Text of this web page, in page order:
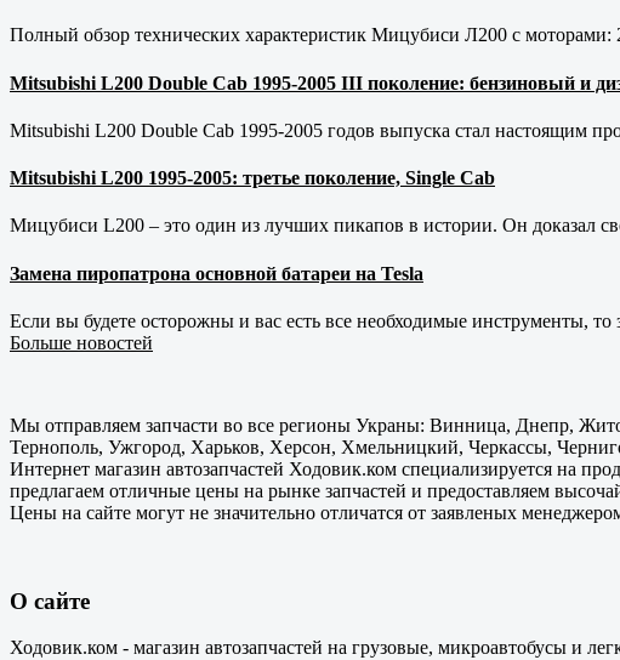
Полный обзор технических характеристик Мицубиси Л200 с
Mitsubishi L200 Double Cab 1995-2005 III поколение: бензиновый и
Mitsubishi L200 Double Cab 1995-2005 годов выпуска стал настоящим
Mitsubishi L200 1995-2005: третье поколение, Single Cab
Мицубиси L200 – это один из лучших пикапов в истории. Он доказал
Замена пиропатрона основной батареи на Tesla
Если вы будете осторожны и вас есть все необходимые инструменты,
Больше новостей
Мы отправляем запчасти во все регионы Украны: Винница, Днепр,
Тернополь, Ужгород, Харьков, Херсон, Хмельницкий, Черкассы,
Интернет магазин автозапчастей Ходовик.ком специализируется на
предлагаем отличные цены на рынке запчастей и предоставляем
Цены на сайте могут не значительно отличатся от заявленых
О сайте
Ходовик.ком - магазин автозапчастей на грузовые, микроавтобусы и